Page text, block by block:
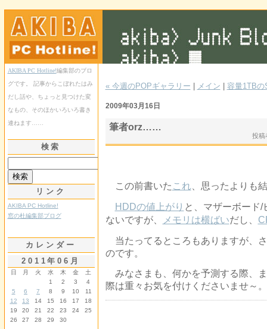
« 今週のPOPギャラリー メイン 容量1TBの
2009年03月16日
筆者orz……
投
この前書いた これ、思ったよりも
HDDの値上がり と、マザーボード
ないですが、
メモリは横ばいだし、
当たってるところもありますが、
のです。
みなさまも、何かを予測する際、
際は重々お気を付けくださいませ～。
AKIBA PC Hotline!編集部のブロ
グです。 記事からこぼれたはみ
だし話や、ちょっと見つけた変
なもの、そのほかいろいろ書き
連ねます……
検索
リンク
AKIBA PC Hotline!
窓の杜編集部ブログ
カレンダー
2011年06月
日 月 火 水 木 金
土
1
2 3
4
5
6 7 8 9 10
11
12
13 14 15 16 17
18
19
20 21 22 23 24
25
26
27 28 29 30